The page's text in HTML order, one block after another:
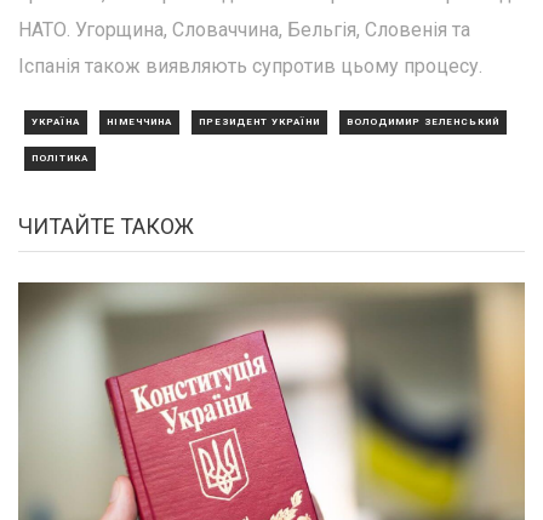
НАТО. Угорщина, Словаччина, Бельгія, Словенія та
Іспанія також виявляють супротив цьому процесу.
УКРАЇНА НІМЕЧЧИНА ПРЕЗИДЕНТ УКРАЇНИ ВОЛОДИМИР ЗЕЛЕНСЬКИЙ
ПОЛІТИКА
ЧИТАЙТЕ ТАКОЖ